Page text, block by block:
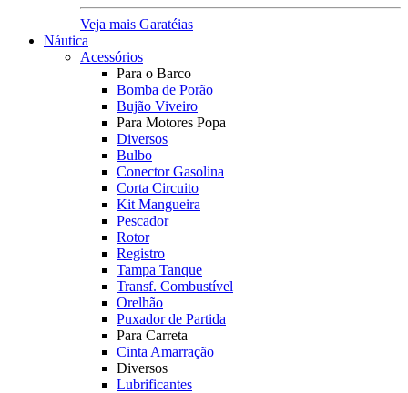
Veja mais Garatéias
Náutica
Acessórios
Para o Barco
Bomba de Porão
Bujão Viveiro
Para Motores Popa
Diversos
Bulbo
Conector Gasolina
Corta Circuito
Kit Mangueira
Pescador
Rotor
Registro
Tampa Tanque
Transf. Combustível
Orelhão
Puxador de Partida
Para Carreta
Cinta Amarração
Diversos
Lubrificantes